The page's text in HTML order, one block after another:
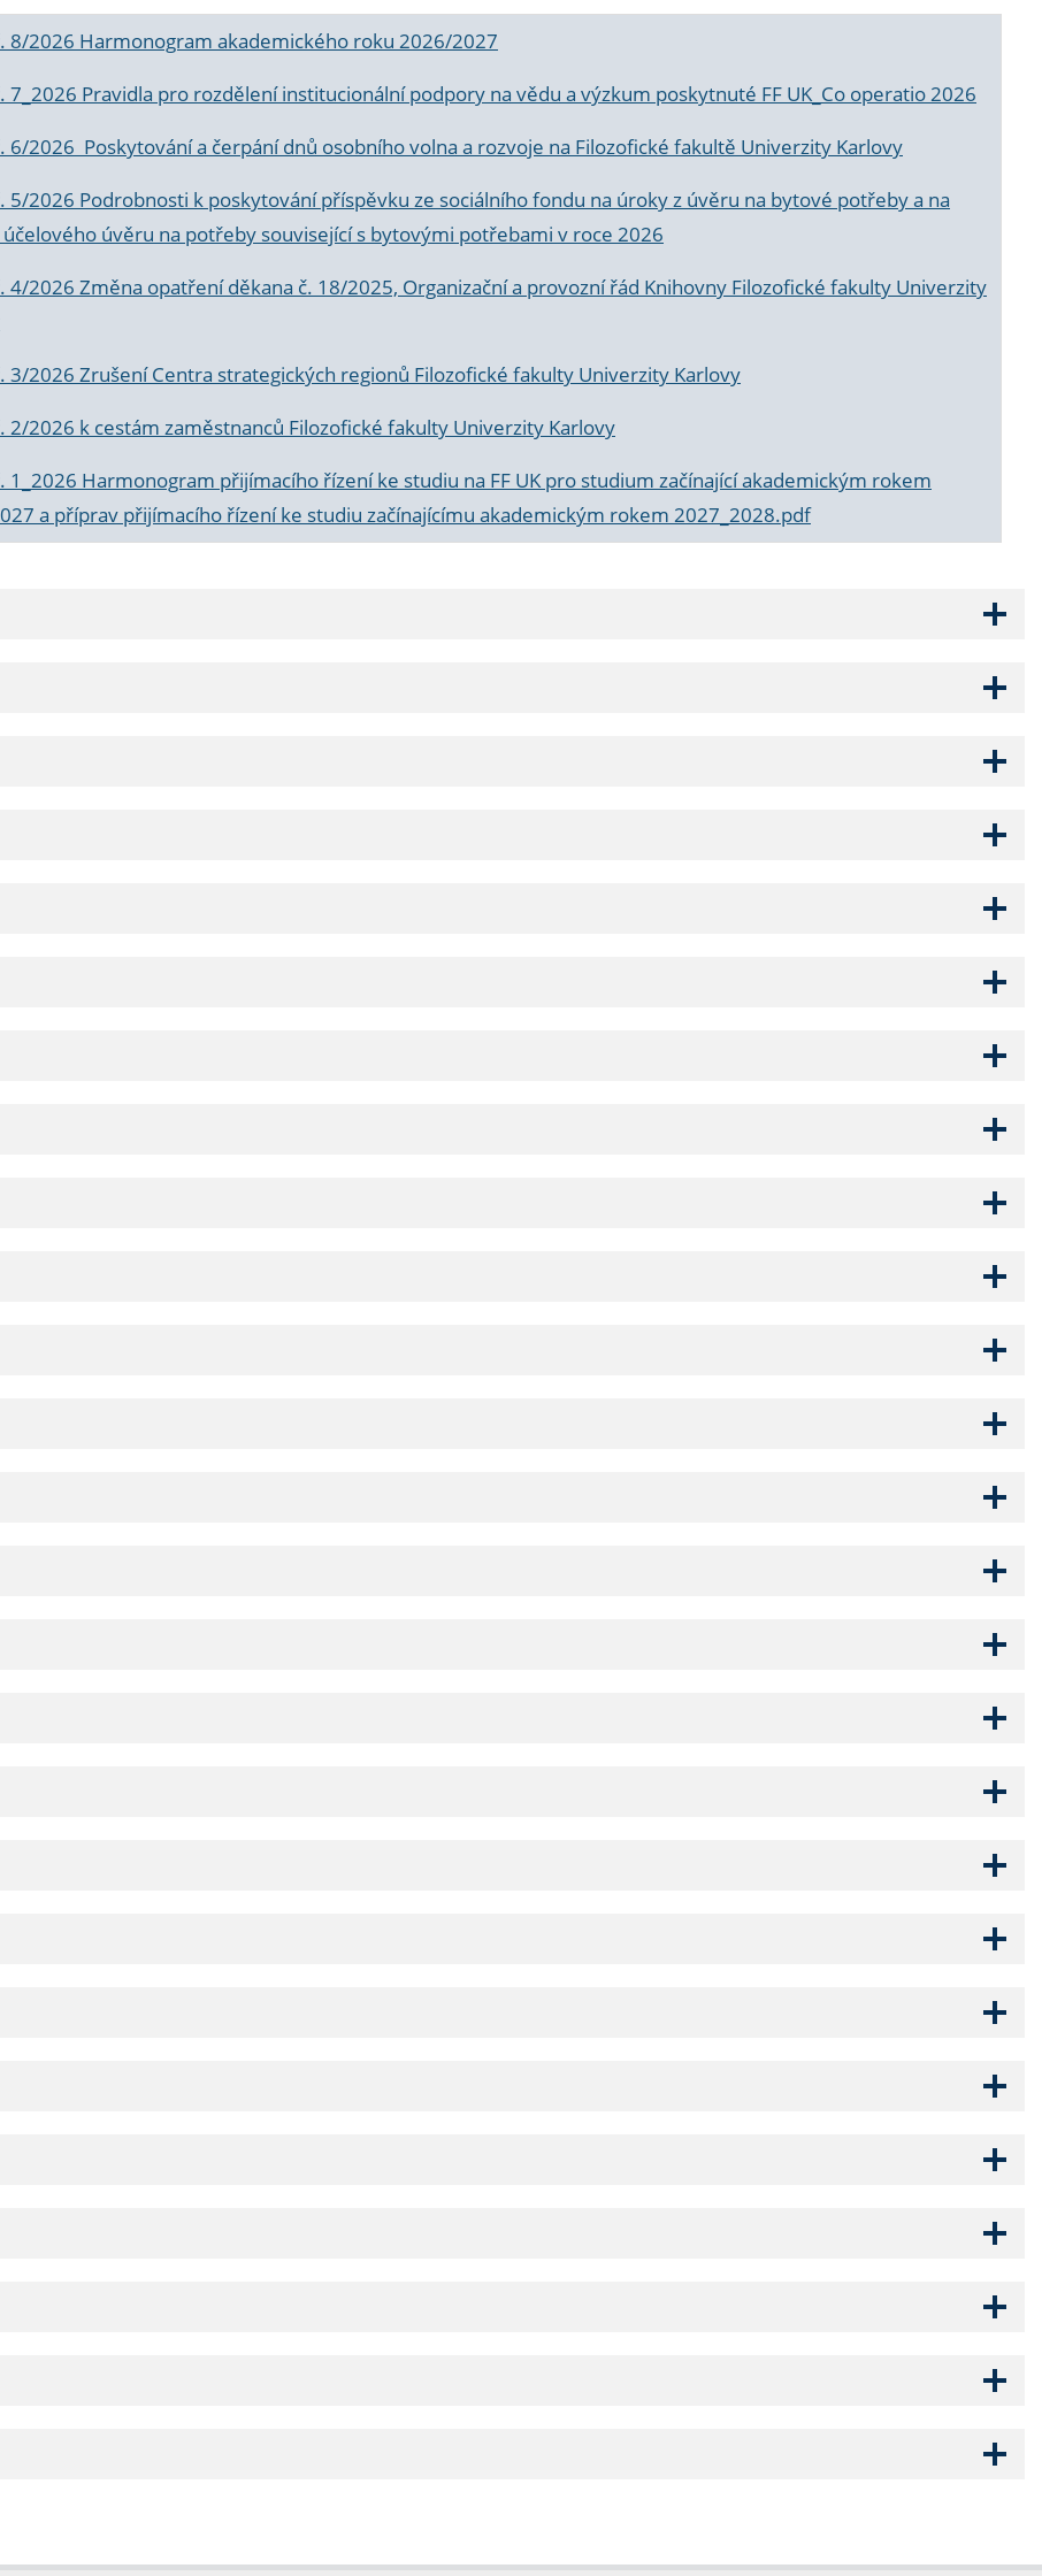
8/2026 Harmonogram akademického roku 2026/2027
7_2026 Pravidla pro rozdělení institucionální podpory na vědu a výzkum poskytnuté FF UK_Co operatio 2026
6/2026 Poskytování a čerpání dnů osobního volna a rozvoje na Filozofické fakultě Univerzity Karlovy
5/2026 Podrobnosti k poskytování příspěvku ze sociálního fondu na úroky z úvěru na bytové potřeby a na
úvěru na potřeby související s bytovými potřebami v roce 2026
4/2026 Změna opatření děkana č. 18/2025, Organizační a provozní řád Knihovny Filozofické fakulty Univerzity
3/2026 Zrušení Centra strategických regionů Filozofické fakulty Univerzity Karlovy
2/2026 k cestám zaměstnanců Filozofické fakulty Univerzity Karlovy
1_2026 Harmonogram přijímacího řízení ke studiu na FF UK pro studium začínající akademickým rokem
a příprav přijímacího řízení ke studiu začínajícímu akademickým rokem 2027_2028.pdf